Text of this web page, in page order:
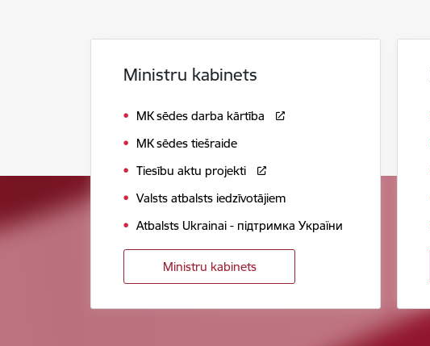
Ministru kabinets
MK sēdes darba kārtība
MK sēdes tiešraide
Tiesību aktu projekti
Valsts atbalsts iedzīvotājiem
Atbalsts Ukrainai - підтримка України
Ministru kabinets